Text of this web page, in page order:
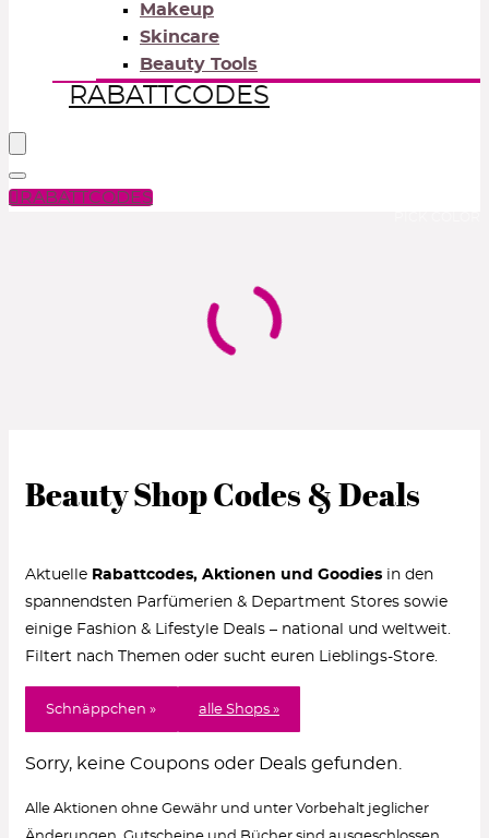
Makeup
Skincare
Beauty Tools
RABATTCODES
RABATTCODES
Beauty Shop Codes & Deals
Aktuelle Rabattcodes, Aktionen und Goodies in den
spannendsten Parfümerien & Department Stores sowie
einige Fashion & Lifestyle Deals – national und weltweit.
Filtert nach Themen oder sucht euren Lieblings-Store.
Schnäppchen » alle Shops »
Sorry, keine Coupons oder Deals gefunden.
Alle Aktionen ohne Gewähr und unter Vorbehalt jeglicher